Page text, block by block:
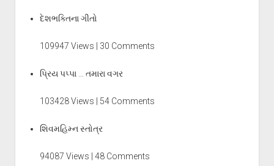
દેશભક્તિના ગીતો
109947 Views | 30 Comments
પ્રિય પપ્પા … તમારા વગર
103428 Views | 54 Comments
શિવમહિમ્ન સ્તોત્ર
94087 Views | 48 Comments